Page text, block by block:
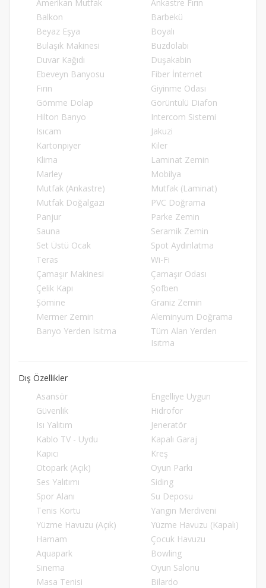
Amerikan Mutfak
Ankastre Fırın
Balkon
Barbekü
Beyaz Eşya
Boyalı
Bulaşık Makinesi
Buzdolabı
Duvar Kağıdı
Duşakabin
Ebeveyn Banyosu
Fiber İnternet
Fırın
Giyinme Odası
Gömme Dolap
Görüntülü Diafon
Hilton Banyo
Intercom Sistemi
Isıcam
Jakuzi
Kartonpiyer
Kiler
Klima
Laminat Zemin
Marley
Mobilya
Mutfak (Ankastre)
Mutfak (Laminat)
Mutfak Doğalgazı
PVC Doğrama
Panjur
Parke Zemin
Sauna
Seramik Zemin
Set Üstü Ocak
Spot Aydınlatma
Teras
Wi-Fi
Çamaşır Makinesi
Çamaşır Odası
Çelik Kapı
Şofben
Şömine
Graniz Zemin
Mermer Zemin
Aleminyum Doğrama
Banyo Yerden Isıtma
Tüm Alan Yerden
Isıtma
Dış Özellikler
Asansör
Engelliye Uygun
Güvenlik
Hidrofor
Isı Yalıtım
Jeneratör
Kablo TV - Uydu
Kapalı Garaj
Kapıcı
Kreş
Otopark (Açık)
Oyun Parkı
Ses Yalıtımı
Siding
Spor Alanı
Su Deposu
Tenis Kortu
Yangın Merdiveni
Yüzme Havuzu (Açık)
Yüzme Havuzu (Kapalı)
Hamam
Çocuk Havuzu
Aquapark
Bowling
Sinema
Oyun Salonu
Masa Tenisi
Bilardo